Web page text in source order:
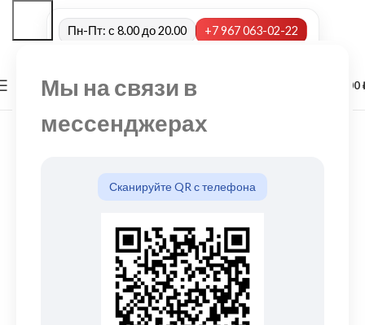
Мы на связи в
мессенджерах
Сканируйте QR с телефона
Пн-Пт: с 8.00 до 20.00 +7 967 063-02-22
МЕНЮ 0,00